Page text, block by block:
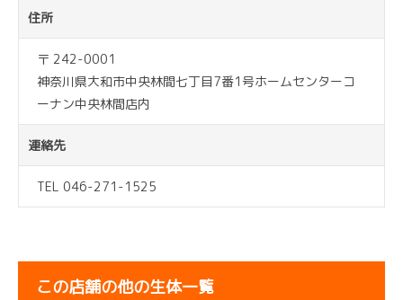
住所
〒 242-0001
神奈川県大和市中央林間七丁目7番1号ホームセンターコ
ーナン中央林間店内
連絡先
TEL 046-271-1525
この店舗の他の生体一覧